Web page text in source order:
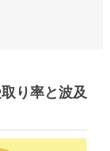
り率と波及